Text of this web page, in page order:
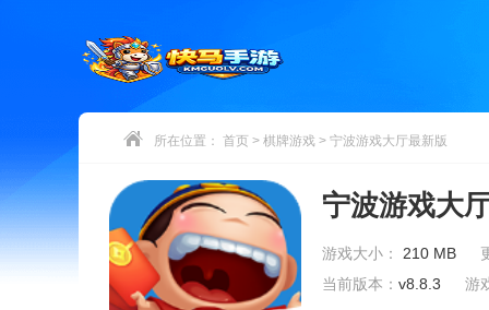
所在位置： 首页 > 棋牌游戏 > 宁波游戏大厅最新版
宁波游戏大
游戏大小： 210 MB
当前版本： v8.8.3 游